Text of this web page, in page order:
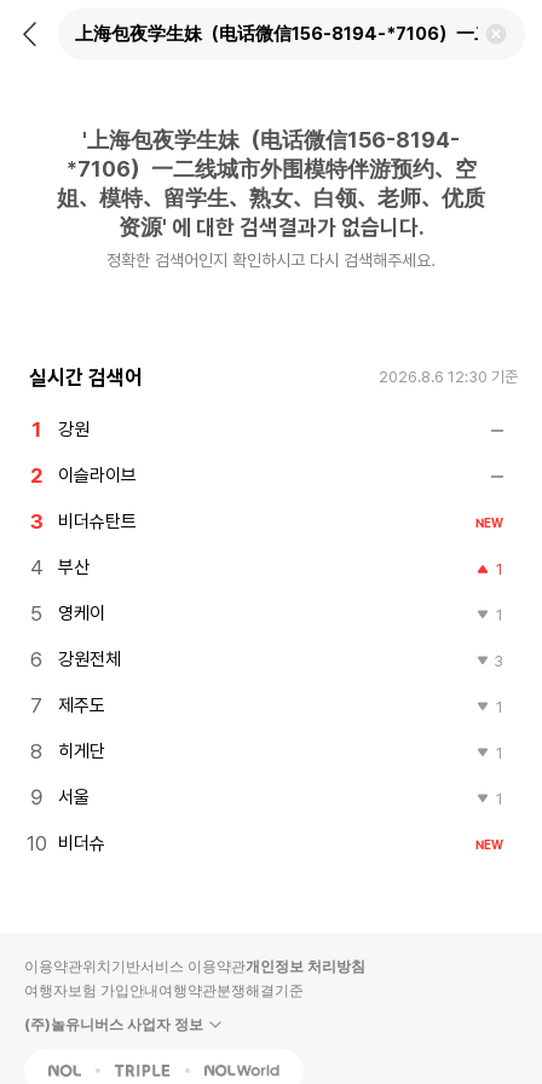
뒤
검
' 上海包夜学生妹（电话微信156-8194-
*7106）一二线城市外围模特伴游预约、空
姐、模特、留学生、熟女、白领、老师、优质
资源' 에 대한 검색결과가 없습니다.
정확한 검색어인지 확인하시고 다시 검색해주세요.
실시간 검색어 2026.8.6 12:30 기준
강원
이슬라이브
비더슈탄트 NEW
부산 1
영케이 1
강원전체 3
제주도 1
히게단 1
서울 1
비더슈 NEW
이용약관위치기반서비스 이용약관개인정보 처리방침
여행자보험 가입안내여행약관분쟁해결기준
(주)놀유니버스 사업자 정보
NOL Triple Interpark Global